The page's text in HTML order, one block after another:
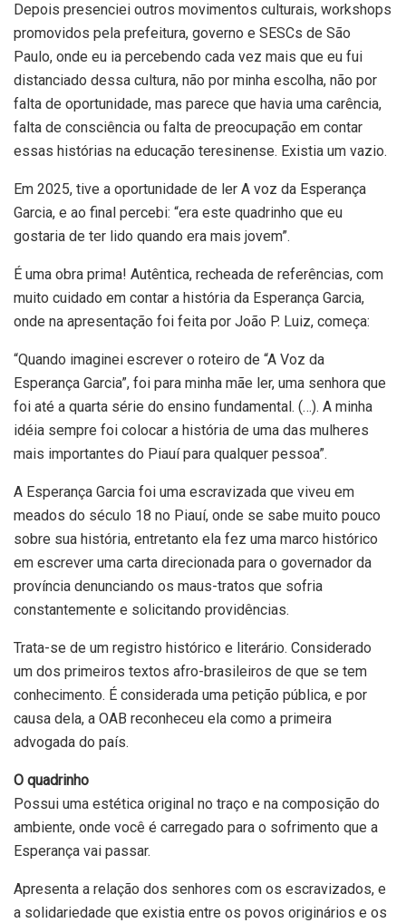
Depois presenciei outros movimentos culturais, workshops
promovidos pela prefeitura, governo e SESCs de São
Paulo, onde eu ia percebendo cada vez mais que eu fui
distanciado dessa cultura, não por minha escolha, não por
falta de oportunidade, mas parece que havia uma carência,
falta de consciência ou falta de preocupação em contar
essas histórias na educação teresinense. Existia um vazio.
Em 2025, tive a oportunidade de ler A voz da Esperança
Garcia, e ao final percebi: “era este quadrinho que eu
gostaria de ter lido quando era mais jovem”.
É uma obra prima! Autêntica, recheada de referências, com
muito cuidado em contar a história da Esperança Garcia,
onde na apresentação foi feita por João P. Luiz, começa:
“Quando imaginei escrever o roteiro de “A Voz da
Esperança Garcia”, foi para minha mãe ler, uma senhora que
foi até a quarta série do ensino fundamental. (…). A minha
idéia sempre foi colocar a história de uma das mulheres
mais importantes do Piauí para qualquer pessoa”.
A Esperança Garcia foi uma escravizada que viveu em
meados do século 18 no Piauí, onde se sabe muito pouco
sobre sua história, entretanto ela fez uma marco histórico
em escrever uma carta direcionada para o governador da
província denunciando os maus-tratos que sofria
constantemente e solicitando providências.
Trata-se de um registro histórico e literário. Considerado
um dos primeiros textos afro-brasileiros de que se tem
conhecimento. É considerada uma petição pública, e por
causa dela, a OAB reconheceu ela como a primeira
advogada do país.
O quadrinho
Possui uma estética original no traço e na composição do
ambiente, onde você é carregado para o sofrimento que a
Esperança vai passar.
Apresenta a relação dos senhores com os escravizados, e
a solidariedade que existia entre os povos originários e os